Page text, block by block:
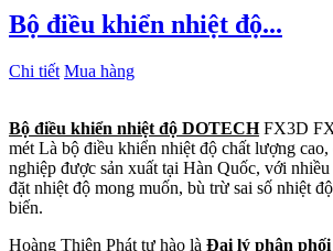
Bộ điều khiển nhiệt độ...
Chi tiết Mua hàng
Bộ điều khiển nhiệt độ DOTECHFX3D
mét Là bộ điều khiển nhiệt độ chất lượng cao,
nghiệp được sản xuất tại Hàn Quốc, với
đặt nhiệt độ mong muốn, bù trừ sai số nhiệt
biến.
Hoàng Thiên Phát tự hào là Đại lý phân phối